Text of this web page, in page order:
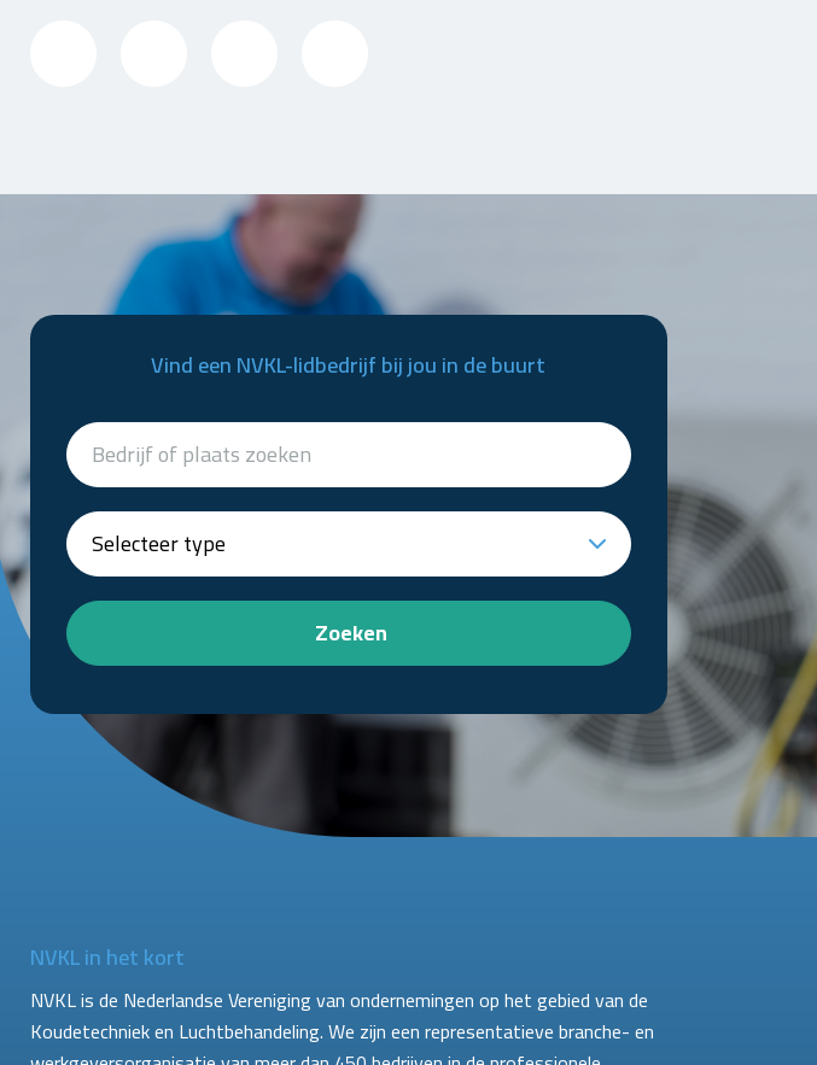
Vind een NVKL-lidbedrijf bij jou in de buurt
Zoeken
NVKL in het kort
NVKL is de Nederlandse Vereniging van ondernemingen op het gebied van de
Koudetechniek en Luchtbehandeling. We zijn een representatieve branche- en